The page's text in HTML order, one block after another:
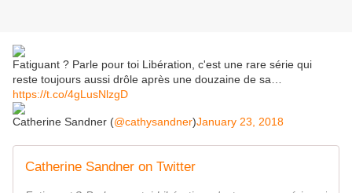
Fatiguant ? Parle pour toi Libération, c'est une rare série qui
reste toujours aussi drôle après une douzaine de sa…
https://t.co/4gLusNlzgD
Catherine Sandner (@cathysandner)January 23, 2018
Catherine Sandner on Twitter